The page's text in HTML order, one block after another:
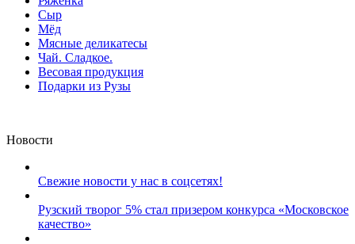
Сыр
Мёд
Мясные деликатесы
Чай. Сладкое.
Весовая продукция
Подарки из Рузы
Новости
Свежие новости у нас в соцсетях!
Рузский творог 5% стал призером конкурса «Московское
качество»